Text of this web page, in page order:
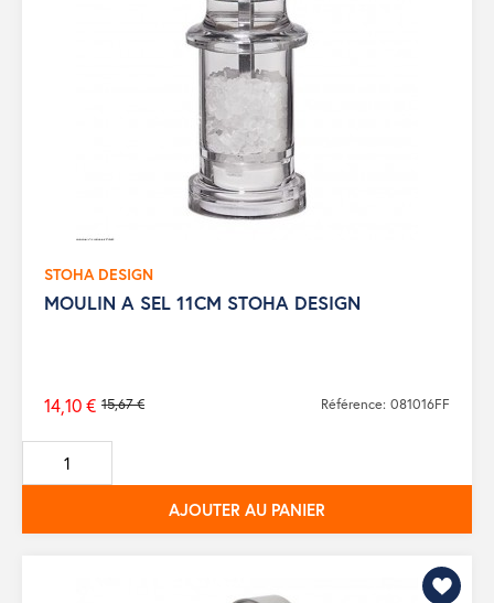
STOHA DESIGN
MOULIN A SEL 11CM STOHA DESIGN
Prix
de
base
15,67 €
14,10 € Référence: 081016FF
AJOUTER AU PANIER